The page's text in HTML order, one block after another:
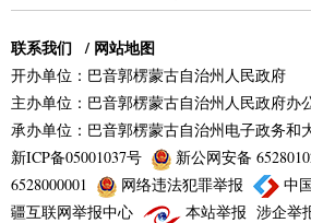
联系我们 / 网站地图
开办单位：巴音郭楞蒙古自治州人民政府
主办单位：巴音郭楞蒙古自治州人民政府办
承办单位：巴音郭楞蒙古自治州电子政务和
新ICP备05001037号
新公网安备
6528000001
网络违法犯罪举报 中
疆互联网举报中心
本站举报 涉企举